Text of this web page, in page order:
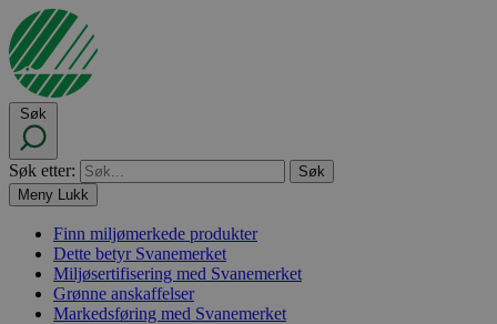
Søk
Søk etter:
Meny Lukk
Finn miljømerkede produkter
Dette betyr Svanemerket
Miljøsertifisering med Svanemerket
Grønne anskaffelser
Markedsføring med Svanemerket